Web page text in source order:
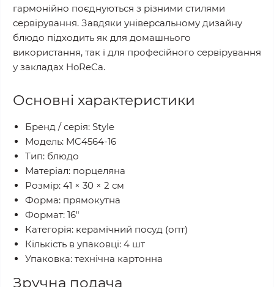
гармонійно поєднуються з різними стилями
сервірування. Завдяки універсальному дизайну
блюдо підходить як для домашнього
використання, так і для професійного сервірування
у закладах HoReCa.
Основні характеристики
Бренд / серія: Style
Модель: MC4564-16
Тип: блюдо
Матеріал: порцеляна
Розмір: 41 × 30 × 2 см
Форма: прямокутна
Формат: 16"
Категорія: керамічний посуд (опт)
Кількість в упаковці: 4 шт
Упаковка: технічна картонна
Зручна подача